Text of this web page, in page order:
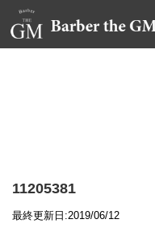
11205381
最終更新日:2019/06/12